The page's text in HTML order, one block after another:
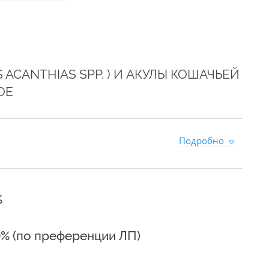
SPP. ) И АКУЛЫ КОШАЧЬЕЙ
Подробно
(по преференции ЛП)